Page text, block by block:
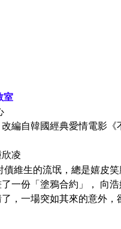
室
編自韓國經典愛情電影《
凌
維生的流氓，總是嬉皮
一份「塗鴉合約」， 向
，一場突如其來的意外